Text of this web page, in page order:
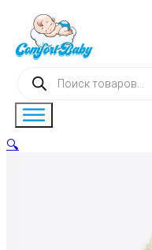
Поиск
товаров
🔍